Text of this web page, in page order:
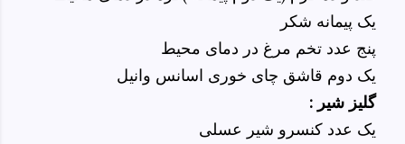
یک پیمانه شکر
پنج عدد تخم مرغ در دمای محیط
یک دوم قاشق چای خوری اسانس وانیل
گلیز شیر :
یک عدد کنسرو شیر عسلی